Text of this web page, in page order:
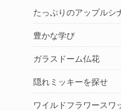
たっぷりのアップルシ
豊かな学び
ガラスドーム仏花
隠れミッキーを探せ
ワイルドフラワースワ